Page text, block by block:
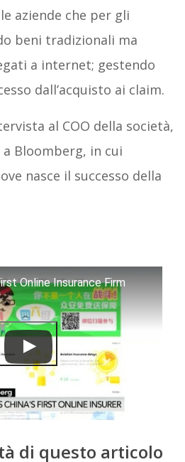
aziende che per gli
beni tradizionali ma
a internet; gestendo
dall’acquisto ai claim.
al COO della società,
a Bloomberg, in cui
nasce il successo della
Online Insurance Firm
di questo articolo